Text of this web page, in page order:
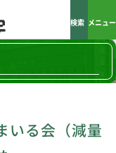
検索 メニュー
いる会（減量